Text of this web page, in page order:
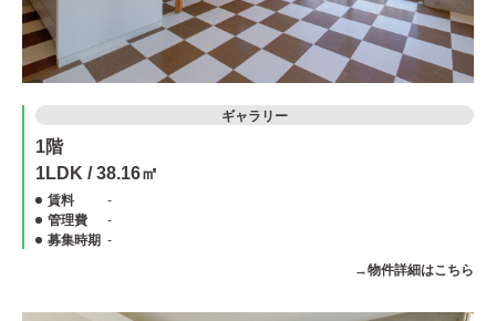
ギャラリー
1階
1LDK / 38.16㎡
賃料
-
管理費
-
募集時期 -
→物件詳細はこちら